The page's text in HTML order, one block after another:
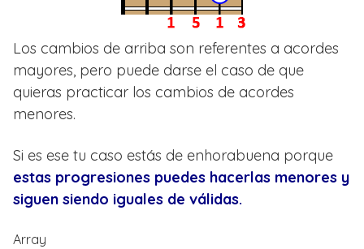
Los cambios de arriba son referentes a acordes
mayores, pero puede darse el caso de que
quieras practicar los cambios de acordes
menores.
Si es ese tu caso estás de enhorabuena porque
estas progresiones puedes hacerlas menores y
siguen siendo iguales de válidas.
Array